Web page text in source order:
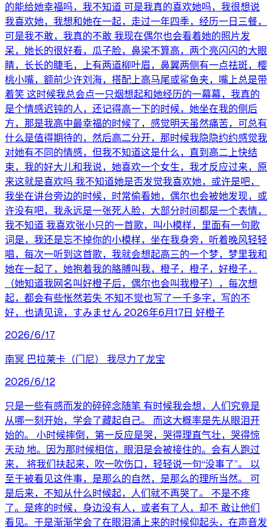
的能给她幸福吗，我不知道 可是我真的喜欢她吗，我很想说
我喜欢她，我想和她在一起，走过一年四季，经历一日三餐，
可是我不敢，我真的不敢 我现在偶尔也会看着她的照片发
呆，她长的很好看，瓜子脸，鼻梁不算高，两个亮闪闪的大眼
睛，长长的睫毛，上有两道柳叶眉，鼻翼两侧有一点祛斑，樱
桃小嘴，额前少许刘海，搭配上高马尾或鲨鱼夹，嘴上总是带
着笑 这时候我总会点一只烟想起和她经历的一幕幕，我真的
是个情感迟钝的人，还记得高一下的时候，她坐在我的侧后
方，那是我高中最幸福的时候了，感觉明天虽然痛苦，可总有
什么是值得期待的，然后高二分开，那时候我隐隐约约感觉我
对她有不同的情感，但我不知道这是什么，直到高二上快结
束，我的好大儿和我说，她喜欢一个女生，我才反应过来，原
来这就是喜欢吗 我不知道她是否发觉我喜欢她，或许是吧，
我坐在讲台旁边的时候，时常偷看她，偶尔也会被她发现，或
许没有吧，我永远是一张死人脸，大部分时间都是一个表情，
我不知道 我喜欢张小只的一首歌，叫小模样，里面有一句歌
词是，我还是忘不掉你的小模样，坐在我身旁，听着晚风轻轻
唱，每次一听到这首歌，我就会想起高三的一个梦，梦里我和
她在一起了，她抱着我的胳膊叫我，橙子，橙子，好橙子，
（她知道我网名叫好橙子后，偶尔也会叫我橙子），每次想
起，都会有些怅然若失 不知不觉也写了一千多字，写的不
好，也请见谅，すみません 2026年6月17日 好橙子
2026/6/17
南冥 巴拉莱卡（门尼） 我尽力了龙宝
2026/6/12
只是一些有感而发的碎碎念随笔 有时候我会想，人们究竟是
从哪一刻开始，学会了藏起自己。 而这大概率是先从眼泪开
始的。 小时候摔倒，第一反应是哭，哭得理直气壮，哭得惊
天动 地。因为那时候相信，眼泪是会被接住的。会有人跑过
来， 将我们扶起来，吹一吹伤口，轻轻说一句“没事了”。 以
至于被看见这件事，是那么的自然，是那么的理所当然。 可
是后来，不知从什么时候起，人们就不再哭了。 不是不疼
了。是疼的时候，身边没有人，或者有了人，却不 敢让他们
看见。于是渐渐学会了在眼泪涌上来的时候仰起头，在声音发